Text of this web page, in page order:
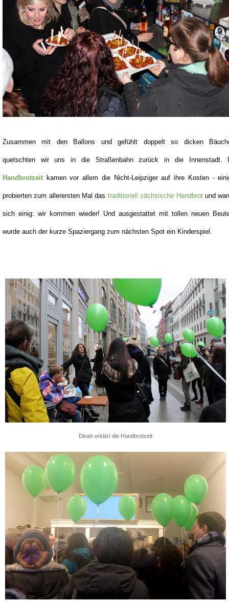
Zusammen mit den Ballons und gefühlt doppelt so dicken
quetschten wir uns in die Straßenbahn zurück in die Innenstadt.
Handbrotzeit kamen vor allem die Nicht-Leipziger auf ihre Kosten -
probierten zum allerersten Mal das traditionell sächsische Handbrotund
sich einig: wir kommen wieder! Und ausgestattet mit tollen neuen
wurde auch der kurze Spaziergang zum nächsten Spot ein Kinderspiel.
Dinah erklärt die Handbrotzeit